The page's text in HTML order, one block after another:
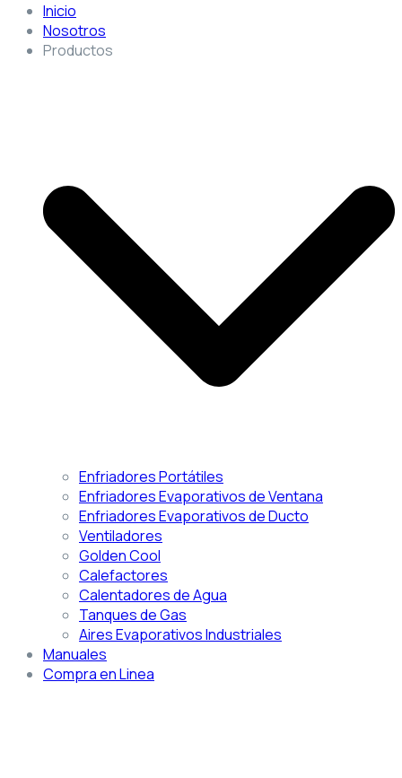
Inicio
Nosotros
Productos
Enfriadores Portátiles
Enfriadores Evaporativos de Ventana
Enfriadores Evaporativos de Ducto
Ventiladores
Golden Cool
Calefactores
Calentadores de Agua
Tanques de Gas
Aires Evaporativos Industriales
Manuales
Compra en Linea